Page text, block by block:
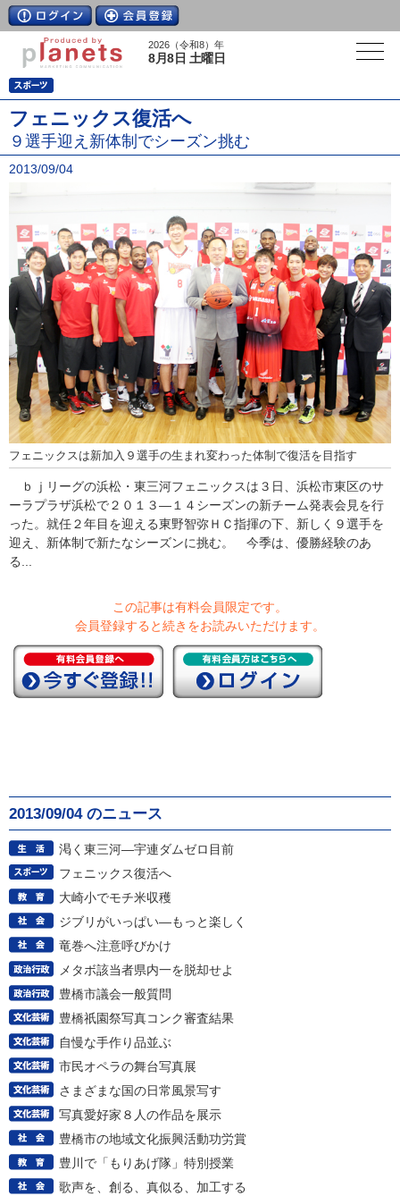
2026（令和8）年
8月8日 土曜日
フェニックス復活へ
９選手迎え新体制でシーズン挑む
2013/09/04
フェニックスは新加入９選手の生まれ変わった体制で復活を目指す
ｂｊリーグの浜松・東三河フェニックスは３日、浜松市東区のサ
ーラプラザ浜松で２０１３―１４シーズンの新チーム発表会見を行
った。就任２年目を迎える東野智弥ＨＣ指揮の下、新しく９選手を
迎え、新体制で新たなシーズンに挑む。 今季は、優勝経験のあ
る...
この記事は有料会員限定です。
会員登録すると続きをお読みいただけます。
2013/09/04 のニュース
渇く東三河―宇連ダムゼロ目前
フェニックス復活へ
大崎小でモチ米収穫
ジブリがいっぱい―もっと楽しく
竜巻へ注意呼びかけ
メタボ該当者県内一を脱却せよ
豊橋市議会一般質問
豊橋祇園祭写真コンク審査結果
自慢な手作り品並ぶ
市民オペラの舞台写真展
さまざまな国の日常風景写す
写真愛好家８人の作品を展示
豊橋市の地域文化振興活動功労賞
豊川で「もりあげ隊」特別授業
歌声を、創る、真似る、加工する